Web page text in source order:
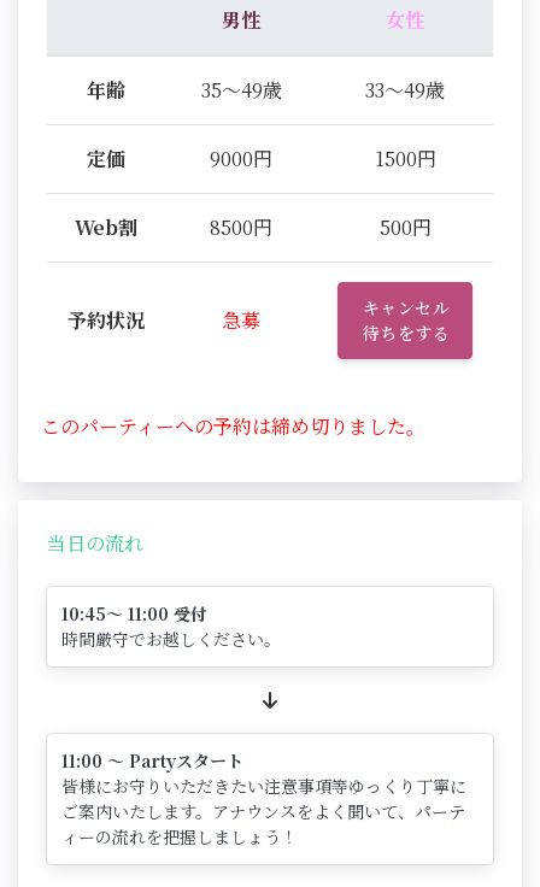
男性 女性
年齢 35～49歳 33～49歳
定価 9000円 1500円
Web割 8500円 500円
予約状況 急募
キャンセル
待ちをする
このパーティーへの予約は締め切りました。
当日の流れ
10:45～ 11:00 受付
時間厳守でお越しください。
11:00 ～ Partyスタート
皆様にお守りいただきたい注意事項等ゆっくり丁寧に
ご案内いたします。アナウンスをよく聞いて、パーテ
ィーの流れを把握しましょう！